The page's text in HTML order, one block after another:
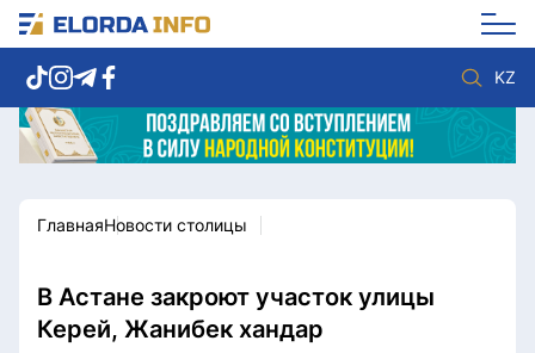
KZ
Новости столицы
Политика
Спорт
Культура
Разное
Мнение
Видео
Мир
ГлавнаяНовости столицы
В Астане закроют участок улицы
Керей, Жанибек хандар